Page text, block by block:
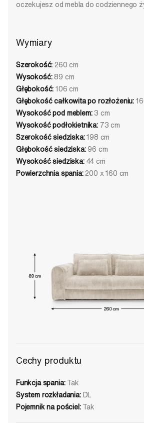
oczekujesz od mebla do codziennego
Wymiary
Szerokość: 260 cm
Wysokość:89 cm
Głębokość:106 cm
Głębokość całkowita po rozłożeniu:
Wysokość pod meblem: 3 cm
Wysokość podłokietnika: 73 cm
Szerokość siedziska:198 cm
Głębokość siedziska:96 cm
Wysokość siedziska: 44 cm
Powierzchnia spania: 200 x 160 cm
Cechy produktu
Funkcja spania:
Tak
System rozkładania: DL
Pojemnik na pościel:
Tak